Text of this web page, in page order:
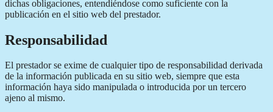
dichas obligaciones, entendiéndose como suficiente con la
publicación en el sitio web del prestador.
Responsabilidad
El prestador se exime de cualquier tipo de responsabilidad derivada
de la información publicada en su sitio web, siempre que esta
información haya sido manipulada o introducida por un tercero
ajeno al mismo.